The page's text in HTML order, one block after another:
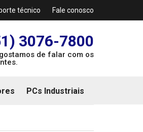
técnico Fale conosco
3076-7800
de falar com os
PCs Industriais